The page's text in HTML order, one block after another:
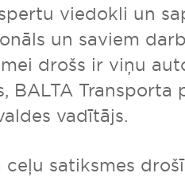
viedokli un
un saviem
drošs ir viņu
BALTA
vadītājs.
satiksmes